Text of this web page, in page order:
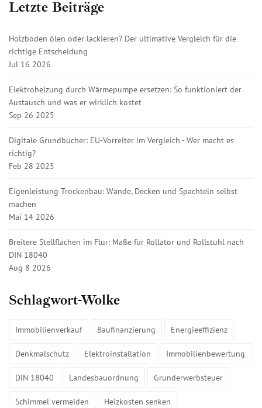
Letzte Beiträge
Holzboden ölen oder lackieren? Der ultimative Vergleich für die
richtige Entscheidung
Jul 16 2026
Elektroheizung durch Wärmepumpe ersetzen: So funktioniert der
Austausch und was er wirklich kostet
Sep 26 2025
Digitale Grundbücher: EU-Vorreiter im Vergleich - Wer macht es
richtig?
Feb 28 2025
Eigenleistung Trockenbau: Wände, Decken und Spachteln selbst
machen
Mai 14 2026
Breitere Stellflächen im Flur: Maße für Rollator und Rollstuhl nach
DIN 18040
Aug 8 2026
Schlagwort-Wolke
Immobilienverkauf Baufinanzierung Energieeffizienz
Denkmalschutz Elektroinstallation Immobilienbewertung
DIN 18040 Landesbauordnung Grunderwerbsteuer
Schimmel vermeiden Heizkosten senken